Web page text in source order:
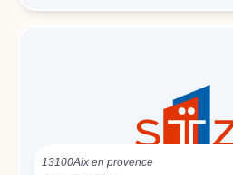
13100Aix en provence